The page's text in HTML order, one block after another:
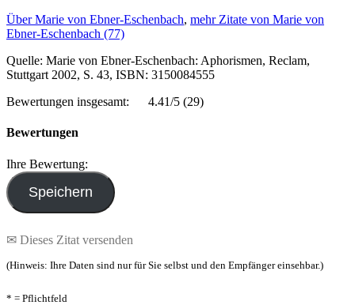
Über Marie von Ebner-Eschenbach, mehr Zitate von Marie von
Ebner-Eschenbach (77)
Quelle: Marie von Ebner-Eschenbach: Aphorismen, Reclam,
Stuttgart 2002, S. 43, ISBN: 3150084555
Bewertungen insgesamt:
4.41/5 (29)
Bewertungen
Ihre Bewertung:
✉ Dieses Zitat versenden
(Hinweis: Ihre Daten sind nur für Sie selbst und den Empfänger einsehbar.)
* = Pflichtfeld